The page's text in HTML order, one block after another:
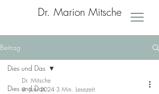
Dr. Marion Mitsche
Beitrag
Dies und Das
Dies und Das
Dr. Mitsche
8. Juni 2024 3 Min. Lesezeit